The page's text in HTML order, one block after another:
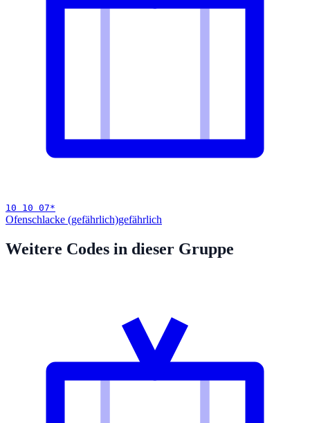
10 10 07*
Ofenschlacke (gefährlich)gefährlich
Weitere Codes in dieser Gruppe